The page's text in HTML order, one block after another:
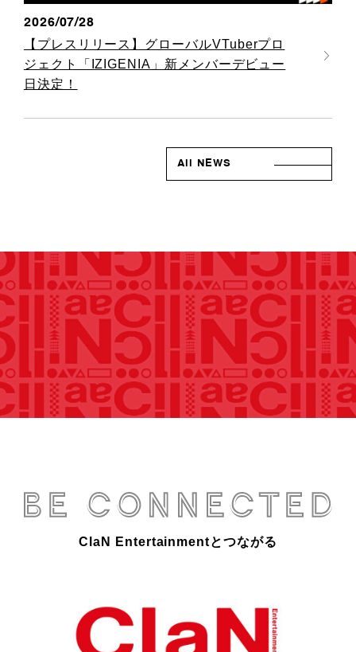
2026/07/28
【プレスリリース】グローバルVTuberプロ
ジェクト「IZIGENIA」新メンバーデビュー
日決定！
All NEWS
ClaN Entertainmentとつながる